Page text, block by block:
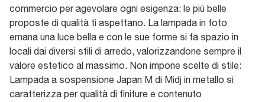
commercio per agevolare ogni esigenza: le più belle
proposte di qualità ti aspettano. La lampada in foto
emana una luce bella e con le sue forme si fa spazio in
locali dai diversi stili di arredo, valorizzandone sempre il
valore estetico al massimo. Non impone scelte di stile:
Lampada a sospensione Japan M di Midj in metallo si
caratterizza per qualità di finiture e contenuto